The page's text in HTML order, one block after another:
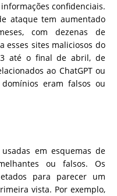
confidenciais.
ataque tem aumentado
com dezenas de
esses sites maliciosos do
até o final de abril, de
ao ChatGPT ou
eram falsos ou
em esquemas de
ou falsos. Os
para parecer um
vista. Por exemplo,